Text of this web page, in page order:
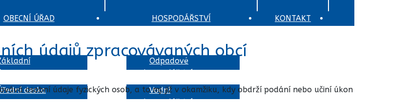
OBECNÍ ÚŘAD
deska
HOSPODÁŘSTVÍ
Odpadové
hospodářství
Vodní
KONTAKT
údajů zpracovávaných obcí
osobní údaje fyzických osob, a to mj. již v okamžiku, kdy obdrží podání nebo učiní úkon